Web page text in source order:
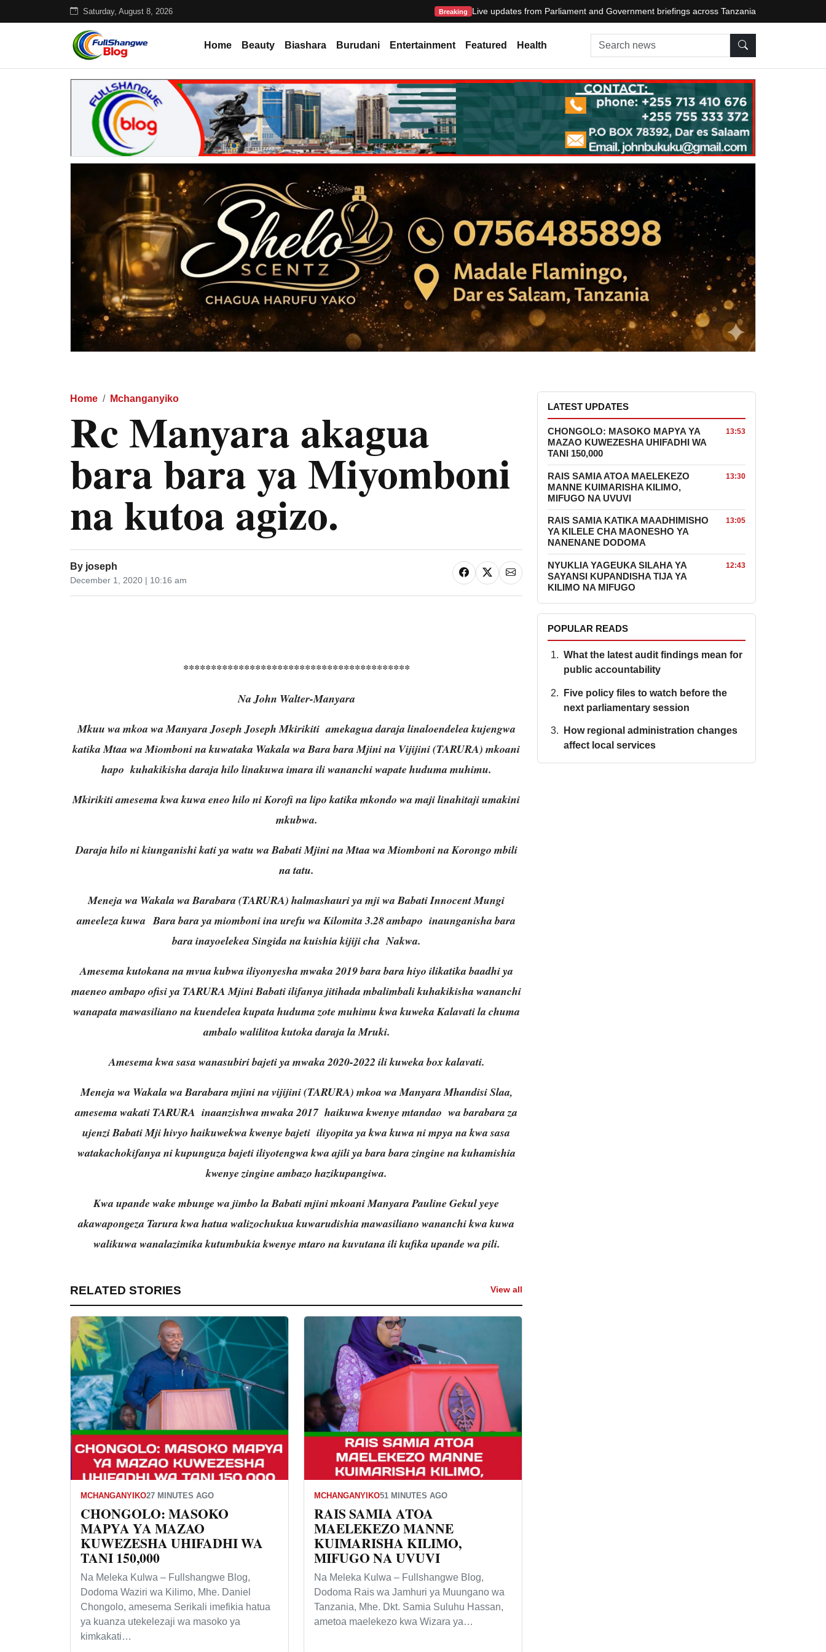
Saturday, August 8, 2026 Breaking Live updates from Parliament and Government briefings across Tanzania
Home Beauty Biashara Burudani Entertainment Featured Health Search news
Home Mchanganyiko
Rc Manyara akagua
bara bara ya Miyomboni
na kutoa agizo.
By joseph
December 1, 2020 | 10:16 am
*****************************************
Na John Walter-Manyara
Mkuu wa mkoa wa Manyara Joseph Joseph Mkirikiti amekagua daraja linaloendelea kujengwa
katika Mtaa wa Miomboni na kuwataka Wakala wa Bara bara Mjini na Vijijini (TARURA) mkoani
hapo kuhakikisha daraja hilo linakuwa imara ili wananchi wapate huduma muhimu.
Mkirikiti amesema kwa kuwa eneo hilo ni Korofi na lipo katika mkondo wa maji linahitaji umakini
mkubwa.
Daraja hilo ni kiunganishi kati ya watu wa Babati Mjini na Mtaa wa Miomboni na Korongo mbili
na tatu.
Meneja wa Wakala wa Barabara (TARURA) halmashauri ya mji wa Babati Innocent Mungi
ameeleza kuwa Bara bara ya miomboni ina urefu wa Kilomita 3.28 ambapo inaunganisha bara
bara inayoelekea Singida na kuishia kijiji cha Nakwa.
Amesema kutokana na mvua kubwa iliyonyesha mwaka 2019 bara bara hiyo ilikatika baadhi ya
maeneo ambapo ofisi ya TARURA Mjini Babati ilifanya jitihada mbalimbali kuhakikisha wananchi
wanapata mawasiliano na kuendelea kupata huduma zote muhimu kwa kuweka Kalavati la chuma
ambalo walilitoa kutoka daraja la Mruki.
Amesema kwa sasa wanasubiri bajeti ya mwaka 2020-2022 ili kuweka box kalavati.
Meneja wa Wakala wa Barabara mjini na vijijini (TARURA) mkoa wa Manyara Mhandisi Slaa,
amesema wakati TARURA inaanzishwa mwaka 2017 haikuwa kwenye mtandao wa barabara za
ujenzi Babati Mji hivyo haikuwekwa kwenye bajeti iliyopita ya kwa kuwa ni mpya na kwa sasa
watakachokifanya ni kupunguza bajeti iliyotengwa kwa ajili ya bara bara zingine na kuhamishia
kwenye zingine ambazo hazikupangiwa.
Kwa upande wake mbunge wa jimbo la Babati mjini mkoani Manyara Pauline Gekul yeye
akawapongeza Tarura kwa hatua walizochukua kuwarudishia mawasiliano wananchi kwa kuwa
walikuwa wanalazimika kutumbukia kwenye mtaro na kuvutana ili kufika upande wa pili.
RELATED STORIES View all
MCHANGANYIKO27 MINUTES AGO
CHONGOLO: MASOKO
MAPYA YA MAZAO
KUWEZESHA UHIFADHI WA
TANI 150,000
Na Meleka Kulwa – Fullshangwe Blog,
Dodoma Waziri wa Kilimo, Mhe. Daniel
Chongolo, amesema Serikali imefikia hatua
ya kuanza utekelezaji wa masoko ya
kimkakati…
MCHANGANYIKO51 MINUTES AGO
RAIS SAMIA ATOA
MAELEKEZO MANNE
KUIMARISHA KILIMO,
MIFUGO NA UVUVI
Na Meleka Kulwa – Fullshangwe Blog,
Dodoma Rais wa Jamhuri ya Muungano wa
Tanzania, Mhe. Dkt. Samia Suluhu Hassan,
ametoa maelekezo kwa Wizara ya…
LATEST UPDATES
CHONGOLO: MASOKO MAPYA YA
MAZAO KUWEZESHA UHIFADHI WA
TANI 150,000
13:53
RAIS SAMIA ATOA MAELEKEZO
MANNE KUIMARISHA KILIMO,
MIFUGO NA UVUVI
13:30
RAIS SAMIA KATIKA MAADHIMISHO
YA KILELE CHA MAONESHO YA
NANENANE DODOMA
13:05
NYUKLIA YAGEUKA SILAHA YA
SAYANSI KUPANDISHA TIJA YA
KILIMO NA MIFUGO
12:43
POPULAR READS
What the latest audit findings mean for
public accountability
Five policy files to watch before the
next parliamentary session
How regional administration changes
affect local services